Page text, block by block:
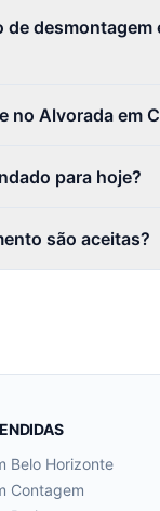
de
no Alvorada em
para hoje?
são aceitas?
Belo Horizonte
Contagem